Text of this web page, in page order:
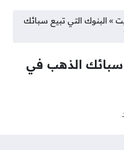
» البنوك التي تبيع سبائك
سبائك الذهب في